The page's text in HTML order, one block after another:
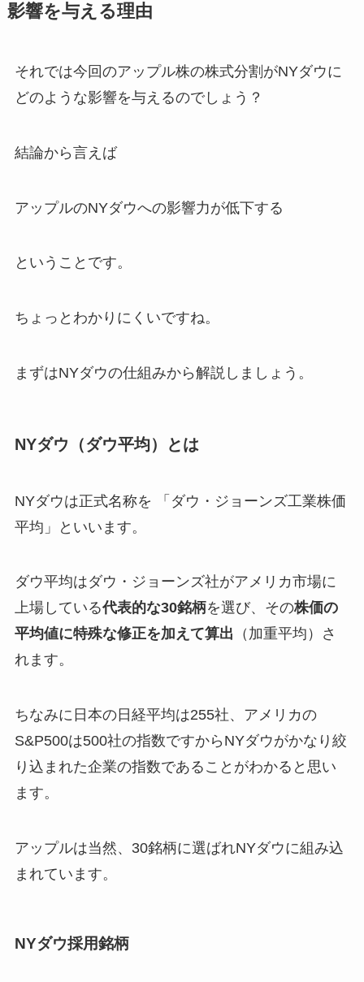
影響を与える理由
それでは今回のアップル株の株式分割がNYダウに
どのような影響を与えるのでしょう？
結論から言えば
アップルのNYダウへの影響力が低下する
ということです。
ちょっとわかりにくいですね。
まずはNYダウの仕組みから解説しましょう。
NYダウ（ダウ平均）とは
NYダウは正式名称を 「ダウ・ジョーンズ工業株価
平均」といいます。
ダウ平均はダウ・ジョーンズ社がアメリカ市場に
上場している代表的な30銘柄を選び、その株価の
平均値に特殊な修正を加えて算出 （加重平均）さ
れます。
ちなみに日本の日経平均は255社、アメリカの
S&P500は500社の指数ですからNYダウがかなり絞
り込まれた企業の指数であることがわかると思い
ます。
アップルは当然、30銘柄に選ばれNYダウに組み込
まれています。
NYダウ採用銘柄